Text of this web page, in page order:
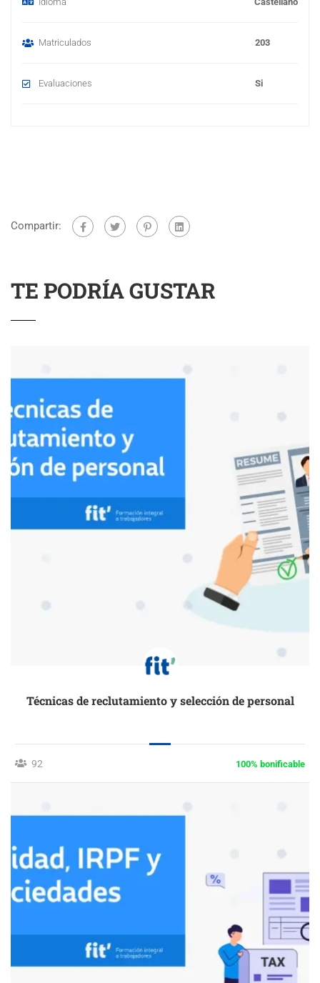
Matriculados 203
Evaluaciones Si
Compartir:
TE PODRÍA GUSTAR
Técnicas de reclutamiento y selección de personal
92 100% bonificable